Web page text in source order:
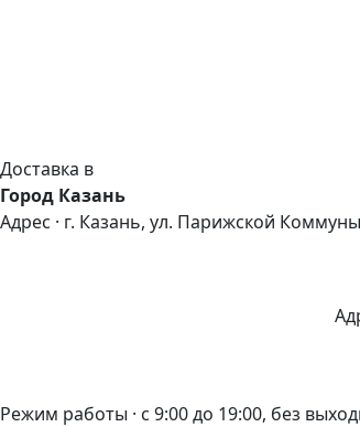
Доставка в
Город Казань
Адрес · г. Казань, ул. Парижской
Режим работы · с 9:00 до 19:00, без